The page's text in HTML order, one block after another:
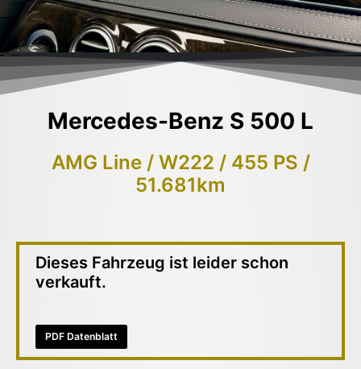
Mercedes-Benz S 500 L
AMG Line / W222 / 455 PS /
51.681km
Dieses Fahrzeug ist leider schon
verkauft.
PDF Datenblatt